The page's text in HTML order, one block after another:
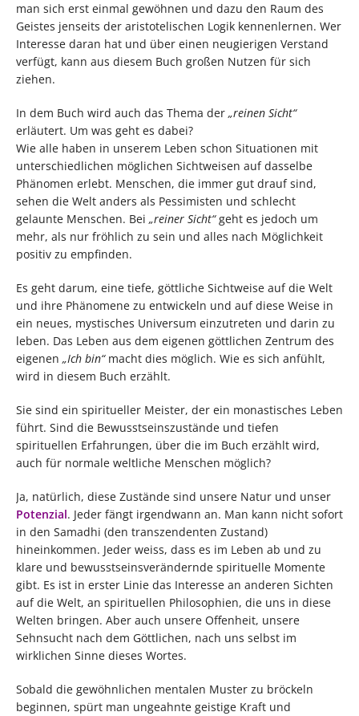
man sich erst einmal gewöhnen und dazu den Raum des
Geistes jenseits der aristotelischen Logik kennenlernen. Wer
Interesse daran hat und über einen neugierigen Verstand
verfügt, kann aus diesem Buch großen Nutzen für sich
ziehen.
In dem Buch wird auch das Thema der „reinen Sicht“
erläutert. Um was geht es dabei?
Wie alle haben in unserem Leben schon Situationen mit
unterschiedlichen möglichen Sichtweisen auf dasselbe
Phänomen erlebt. Menschen, die immer gut drauf sind,
sehen die Welt anders als Pessimisten und schlecht
gelaunte Menschen. Bei „reiner Sicht“geht es jedoch um
mehr, als nur fröhlich zu sein und alles nach Möglichkeit
positiv zu empfinden.
Es geht darum, eine tiefe, göttliche Sichtweise auf die Welt
und ihre Phänomene zu entwickeln und auf diese Weise in
ein neues, mystisches Universum einzutreten und darin zu
leben. Das Leben aus dem eigenen göttlichen Zentrum des
eigenen „Ich bin“macht dies möglich. Wie es sich anfühlt,
wird in diesem Buch erzählt.
Sie sind ein spiritueller Meister, der ein monastisches Leben
führt. Sind die Bewusstseinszustände und tiefen
spirituellen Erfahrungen, über die im Buch erzählt wird,
auch für normale weltliche Menschen möglich?
Ja, natürlich, diese Zustände sind unsere Natur und unser
Potenzial. Jeder fängt irgendwann an. Man kann nicht sofort
in den Samadhi (den transzendenten Zustand)
hineinkommen. Jeder weiss, dass es im Leben ab und zu
klare und bewusstseinsverändernde spirituelle Momente
gibt. Es ist in erster Linie das Interesse an anderen Sichten
auf die Welt, an spirituellen Philosophien, die uns in diese
Welten bringen. Aber auch unsere Offenheit, unsere
Sehnsucht nach dem Göttlichen, nach uns selbst im
wirklichen Sinne dieses Wortes.
Sobald die gewöhnlichen mentalen Muster zu bröckeln
beginnen, spürt man ungeahnte geistige Kraft und